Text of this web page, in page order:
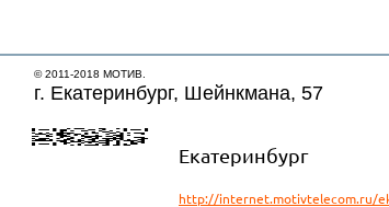
© 2011-2018 МОТИВ.
г. Екатеринбург, Шейнкмана, 57
Екатеринбург
http://internet.motivtelecom.ru/